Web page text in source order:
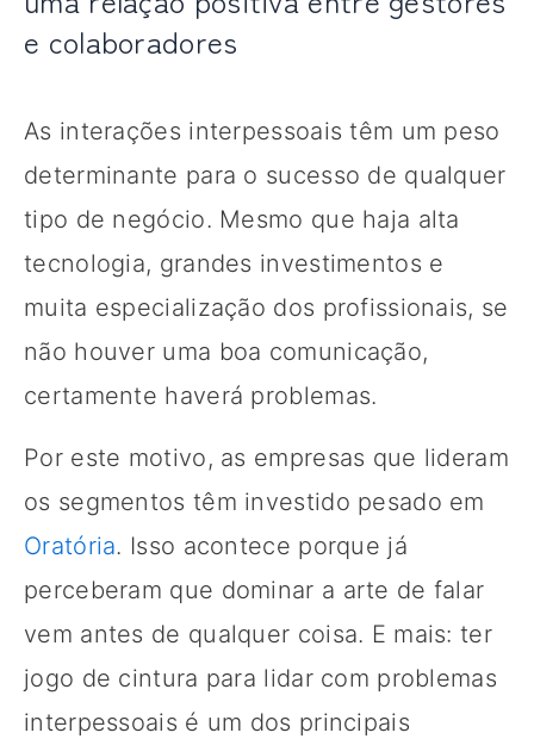
e colaboradores
As interações interpessoais têm um peso
determinante para o sucesso de qualquer
tipo de negócio. Mesmo que haja alta
tecnologia, grandes investimentos e
muita especialização dos profissionais, se
não houver uma boa comunicação,
certamente haverá problemas.
Por este motivo, as empresas que lideram
os segmentos têm investido pesado em
Oratória. Isso acontece porque já
perceberam que dominar a arte de falar
vem antes de qualquer coisa. E mais: ter
jogo de cintura para lidar com problemas
interpessoais é um dos principais